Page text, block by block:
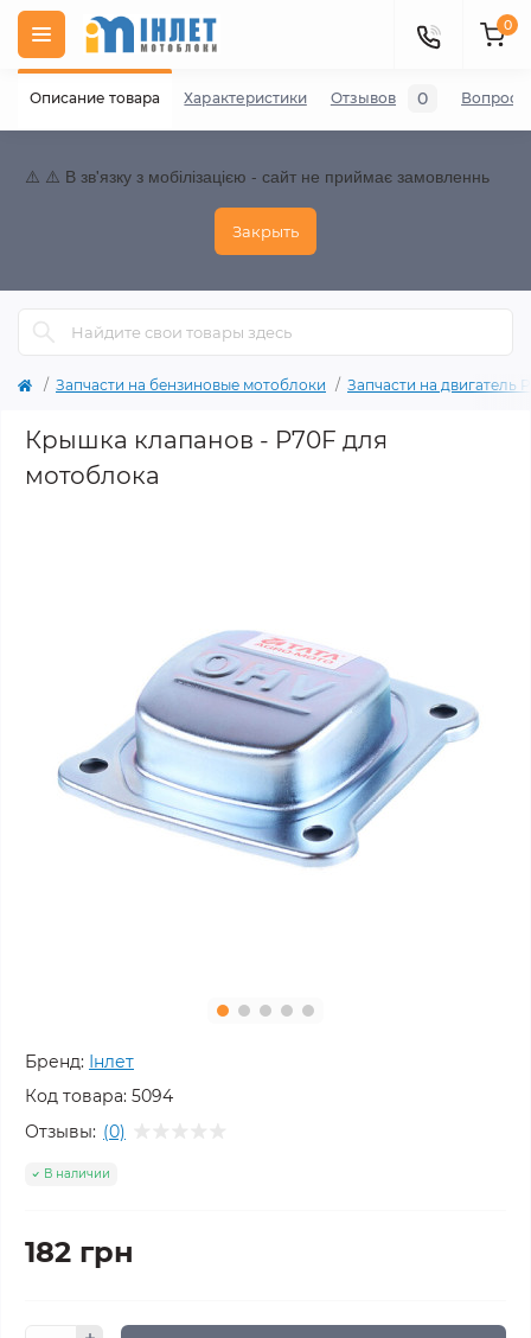
⚠️ ⚠️ В зв'язку з мобілізацією - сайт не приймає замовленнь
Закрыть
0
Запчасти на бензиновые мотоблоки Запчасти на двигатель
Крышка клапанов - P70F для
мотоблока
Бренд: Інлет
Код товара: 5094
Отзывы: (0)
В наличии
182 грн
Описание товара Характеристики Отзывов 0 Вопросы